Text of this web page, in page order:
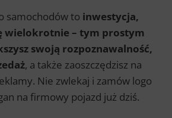
samochodów to inwestycja,
wielokrotnie – tym prostym
swoją rozpoznawalność,
, a także zaoszczędzisz na
Nie zwlekaj i zamów logo
na firmowy pojazd już dziś.